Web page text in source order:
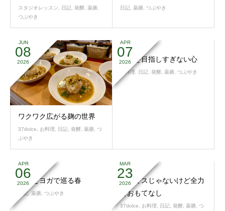
スタジオレッスン, 日記, 発酵, 薬膳,
つぶやき
日記, 薬膳, つぶやき
JUN
08
2026
ワクワク広がる麹の世界
37dolce お料理 日記 発酵 薬膳 つ
ぶやき
APR
07
2026
完璧を目指しすぎない心
お料理, 日記, 発酵, 薬膳, つぶやき
APR
06
2026
苦みとヨガで巡る春
日記,薬膳 つぶやき
MAR
23
2026
ノーミスじゃないけど全力
でおもてなし
37dolce お料理 日記 発酵 薬膳 つ